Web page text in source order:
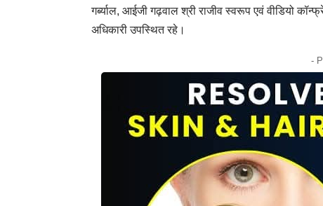
गर्ब्याल, आईजी गढ़वाल श्री राजीव स्वरूप एवं वीडियो
अधिकारी उपस्थित रहे।
-